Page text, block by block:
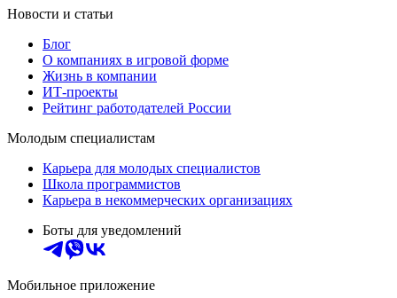
Новости и статьи
Блог
О компаниях в игровой форме
Жизнь в компании
ИТ-проекты
Рейтинг работодателей России
Молодым специалистам
Карьера для молодых специалистов
Школа программистов
Карьера в некоммерческих организациях
Боты для уведомлений
Мобильное приложение